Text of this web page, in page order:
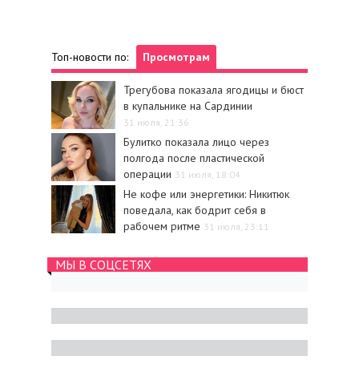
Топ-новости по: Просмотрам
Трегубова показала ягодицы и бюст
в купальнике на Сардинии
31 июля, 21:36
Булитко показала лицо через
полгода после пластической
операции 31 июля, 18:04
Не кофе или энергетики: Никитюк
поведала, как бодрит себя в
рабочем ритме 31 июля, 23:11
МЫ В СОЦСЕТЯХ